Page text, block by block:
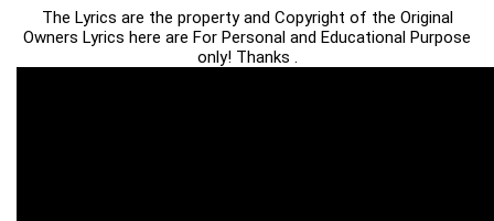
The Lyrics are the property and Copyright of the Original
Owners Lyrics here are For Personal and Educational Purpose
only! Thanks .